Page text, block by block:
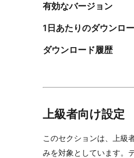
有効なバージョン
1日あたりのダウンロ
ダウンロード履歴
上級者向け設定
このセクションは、上級
みを対象としています。